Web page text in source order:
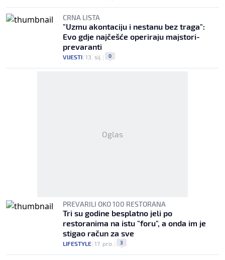
CRNA LISTA
"Uzmu akontaciju i nestanu bez traga":
Evo gdje najčešće operiraju majstori-
prevaranti
VIJESTI| 13. sij. | 0
Oglas
PREVARILI OKO 100 RESTORANA
Tri su godine besplatno jeli po
restoranima na istu "foru", a onda im je
stigao račun za sve
LIFESTYLE| 17. pro. | 3